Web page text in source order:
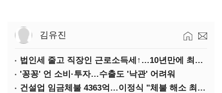
김유진
법인세 줄고 직장인 근로소득세↑…10년만에 최대치
'꽁꽁' 언 소비·투자…수출도 '낙관' 어려워
건설업 임금체불 4363억…이정식 "체불 해소 최우선"